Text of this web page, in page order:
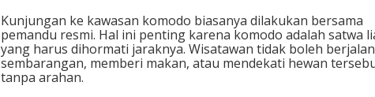
Kunjungan ke kawasan komodo biasanya dilakukan bersama
pemandu resmi. Hal ini penting karena komodo adalah satwa
yang harus dihormati jaraknya. Wisatawan tidak boleh berjalan
sembarangan, memberi makan, atau mendekati hewan
tanpa arahan.